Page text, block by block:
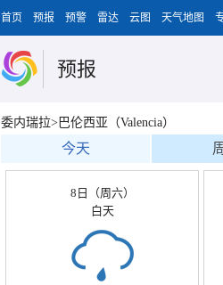
首页 预报 预警 雷达 云图 天气地图
预报
委内瑞拉>巴伦西亚（Valencia）
今天
8日（周六）
白天